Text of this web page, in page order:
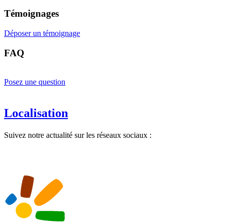
Témoignages
Déposer un témoignage
FAQ
Posez une question
Localisation
Suivez notre actualité sur les réseaux sociaux :